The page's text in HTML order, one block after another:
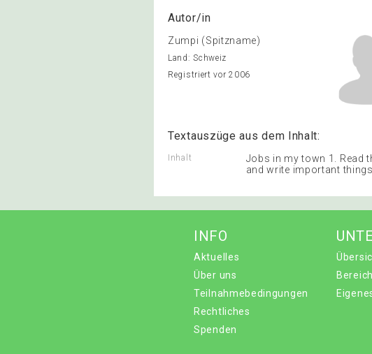
Autor/in
Zumpi (Spitzname)
Land: Schweiz
Registriert vor 2006
Textauszüge aus dem Inhalt:
Inhalt
Jobs in my town 1. Read
and write important things
INFO
Aktuelles
Über uns
Teilnahmebedingungen
Rechtliches
Spenden